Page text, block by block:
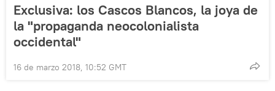
Exclusiva: los Cascos Blancos, la joya de
la "propaganda neocolonialista
occidental"
16 de marzo 2018, 10:52 GMT